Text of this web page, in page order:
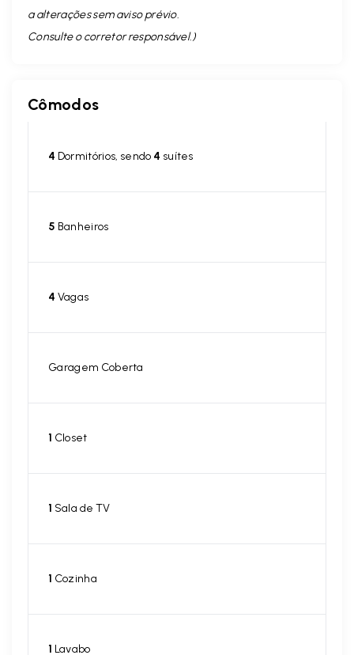
a alterações sem aviso prévio.
Consulte o corretor responsável. )
Cômodos
4 Dormitórios, sendo 4 suítes
5 Banheiros
4 Vagas
Garagem Coberta
1 Closet
1 Sala de TV
1 Cozinha
1 Lavabo